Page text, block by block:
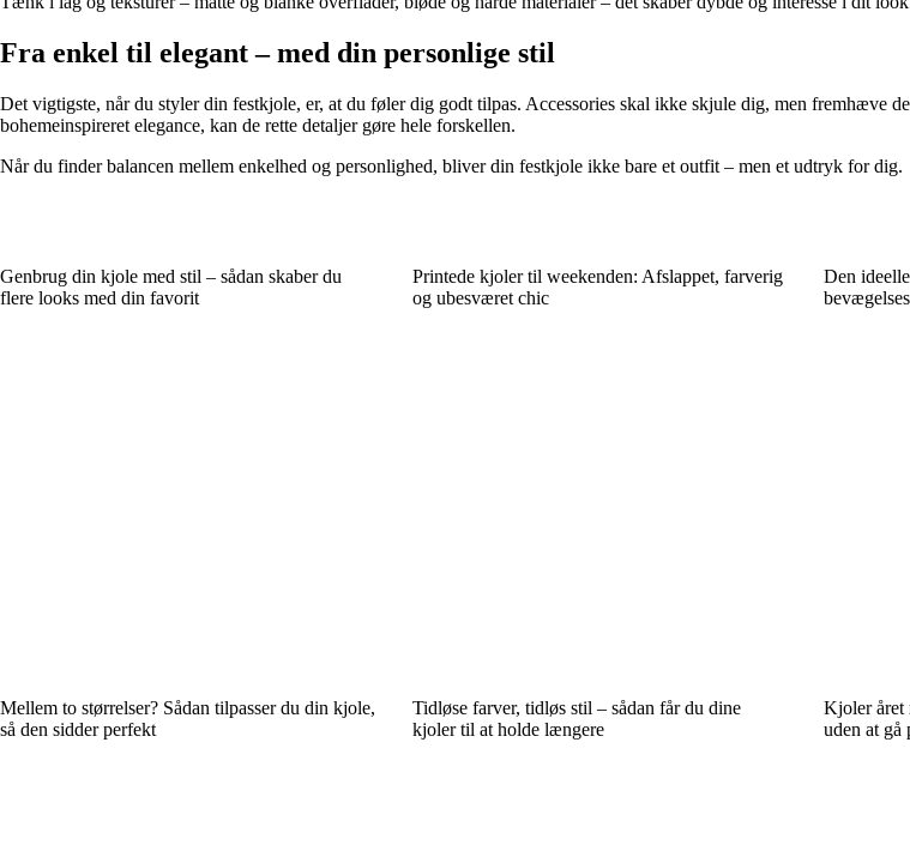
Fra enkel til elegant – med din personlige stil
Det vigtigste, når du styler din festkjole, er, at du føler dig godt tilpas. Accessories skal ikke skjule dig, men fremhæve
bohemeinspireret elegance, kan de rette detaljer gøre hele forskellen.
Når du finder balancen mellem enkelhed og personlighed, bliver din festkjole ikke bare et outfit – men et udtryk for dig.
Genbrug din kjole med stil – sådan skaber du
flere looks med din favorit
Printede kjoler til weekenden: Afslappet, farverig
og ubesværet chic
Den
Mellem to størrelser? Sådan tilpasser du din kjole,
så den sidder perfekt
Tidløse farver, tidløs stil – sådan får du dine
kjoler til at holde længere
Kjoler året
uden at gå